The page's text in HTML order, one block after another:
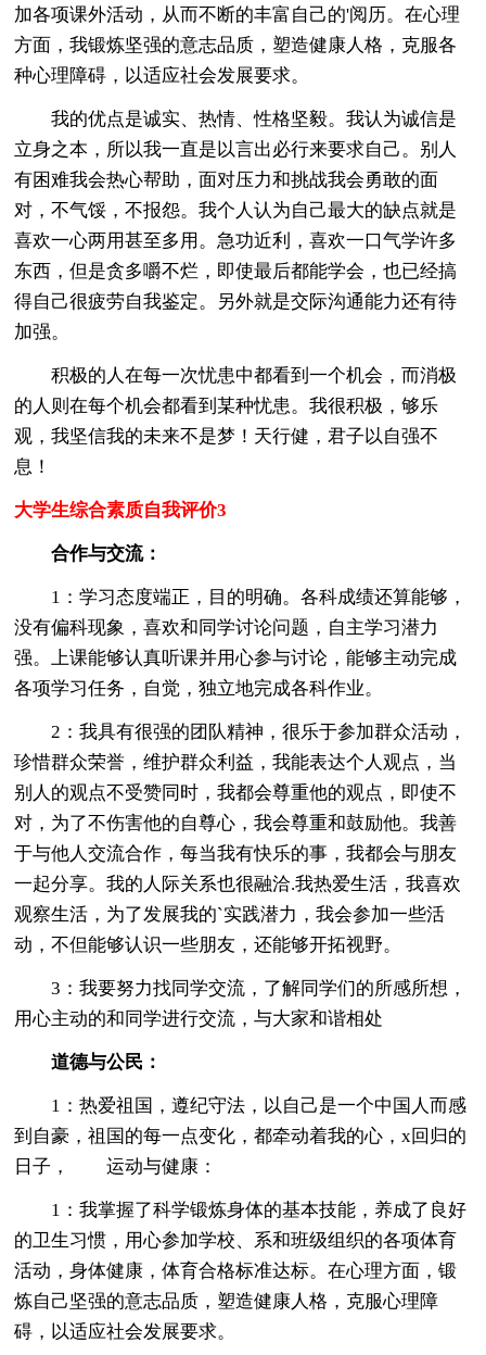
加各项课外活动，从而不断的丰富自己的'阅历。在心理
方面，我锻炼坚强的意志品质，塑造健康人格，克服各
种心理障碍，以适应社会发展要求。
我的优点是诚实、热情、性格坚毅。我认为诚信是
立身之本，所以我一直是以言出必行来要求自己。别人
有困难我会热心帮助，面对压力和挑战我会勇敢的面
对，不气馁，不报怨。我个人认为自己最大的缺点就是
喜欢一心两用甚至多用。急功近利，喜欢一口气学许多
东西，但是贪多嚼不烂，即使最后都能学会，也已经搞
得自己很疲劳自我鉴定。另外就是交际沟通能力还有待
加强。
积极的人在每一次忧患中都看到一个机会，而消极
的人则在每个机会都看到某种忧患。我很积极，够乐
观，我坚信我的未来不是梦！天行健，君子以自强不
息！
大学生综合素质自我评价3
合作与交流：
1：学习态度端正，目的明确。各科成绩还算能够，
没有偏科现象，喜欢和同学讨论问题，自主学习潜力
强。上课能够认真听课并用心参与讨论，能够主动完成
各项学习任务，自觉，独立地完成各科作业。
2：我具有很强的团队精神，很乐于参加群众活动，
珍惜群众荣誉，维护群众利益，我能表达个人观点，当
别人的观点不受赞同时，我都会尊重他的观点，即使不
对，为了不伤害他的自尊心，我会尊重和鼓励他。我善
于与他人交流合作，每当我有快乐的事，我都会与朋友
一起分享。我的人际关系也很融洽.我热爱生活，我喜欢
观察生活，为了发展我的`实践潜力，我会参加一些活
动，不但能够认识一些朋友，还能够开拓视野。
3：我要努力找同学交流，了解同学们的所感所想，
用心主动的和同学进行交流，与大家和谐相处
道德与公民：
1：热爱祖国，遵纪守法，以自己是一个中国人而感
到自豪，祖国的每一点变化，都牵动着我的心，x回归的
日子， 运动与健康：
1：我掌握了科学锻炼身体的基本技能，养成了良好
的卫生习惯，用心参加学校、系和班级组织的各项体育
活动，身体健康，体育合格标准达标。在心理方面，锻
炼自己坚强的意志品质，塑造健康人格，克服心理障
碍，以适应社会发展要求。